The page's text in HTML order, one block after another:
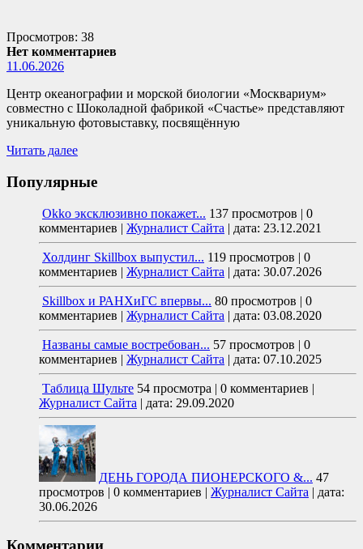
Просмотров: 38
Нет комментариев
11.06.2026
Центр океанографии и морской биологии «Москвариум»
совместно с Шоколадной фабрикой «Счастье» представляют
уникальную фотовыставку, посвящённую
Читать далее
Популярные
Okko эксклюзивно покажет... 137 просмотров | 0
комментариев | Журналист Сайта | дата: 23.12.2021
Холдинг Skillbox выпустил... 119 просмотров | 0
комментариев | Журналист Сайта | дата: 30.07.2026
Skillbox и РАНХиГС впервы... 80 просмотров | 0
комментариев | Журналист Сайта | дата: 03.08.2020
Названы самые востребован... 57 просмотров | 0
комментариев | Журналист Сайта | дата: 07.10.2025
Таблица Шульте 54 просмотра | 0 комментариев |
Журналист Сайта | дата: 29.09.2020
ДЕНЬ ГОРОДА ПИОНЕРСКОГО &... 47
просмотров | 0 комментариев | Журналист Сайта | дата:
30.06.2026